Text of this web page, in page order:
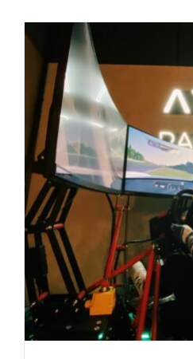
Miesiąc kobiet
motoheels &
Kobiety